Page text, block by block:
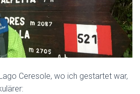
Ceresole, wo ich gestartet war,